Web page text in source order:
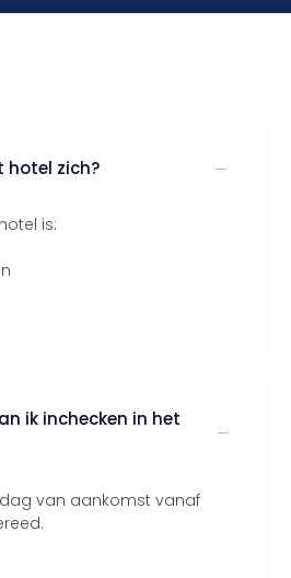
hotel zich?
is:
ik inchecken in het
van aankomst vanaf